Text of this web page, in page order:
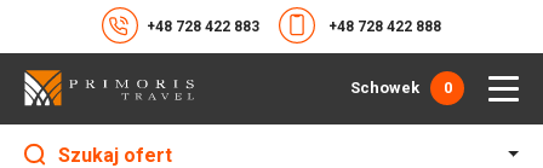
+48 728 422 883 +48 728 422 888
Schowek 0
Szukaj ofert